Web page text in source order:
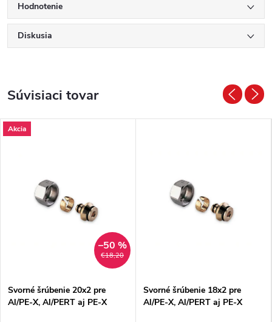
Hodnotenie
Diskusia
Súvisiaci tovar
Akcia
€18,20
–50 %
Svorné šrúbenie 20x2 pre
Al/PE-X, Al/PERT aj PE-X
Svorné šrúbenie 18x2 pre
Al/PE-X, Al/PERT aj PE-X